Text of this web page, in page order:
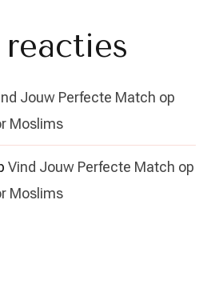
Jouw Perfecte Match op
Moslims
Vind Jouw Perfecte Match op
Moslims